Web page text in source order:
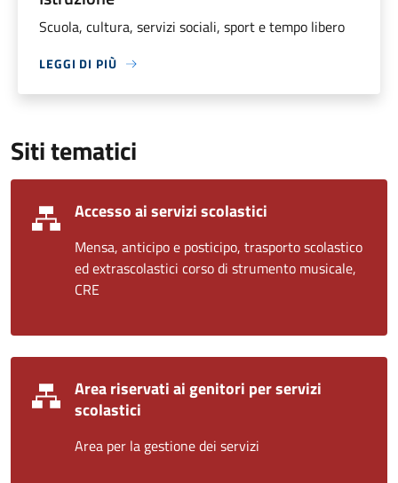
Scuola, cultura, servizi sociali, sport e tempo libero
LEGGI DI PIÙ
Siti tematici
Accesso ai servizi scolastici
Mensa, anticipo e posticipo, trasporto scolastico
ed extrascolastici corso di strumento musicale,
CRE
Area riservati ai genitori per servizi
scolastici
Area per la gestione dei servizi